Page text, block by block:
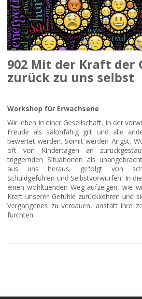
902 Mit der Kraft der
zurück zu uns selbst
Workshop für Erwachsene
Wir leben in einer Gesellschaft, in der
Freude als salonfähig gilt und alle
bewertet werden. Somit werden Angst,
oft von Kindertagen an
triggernden Situationen als
aus uns heraus, gefolgt von
Schuldgefühlen und Selbstvorwürfen. In
einen wohltuenden Weg aufzeigen, wie
Kraft unserer Gefühle zurückkehren und
Vergangenes zu verdauen, anstatt ihre
fürchten.